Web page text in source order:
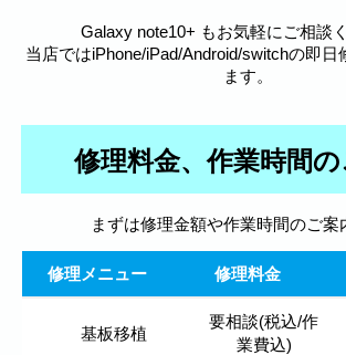
Galaxy note10+ もお気軽にご相談
当店ではiPhone/iPad/Android/switchの即日
ます。
修理料金、作業時間
まずは修理金額や作業時間のご案
修理メニュー 修理料金
基板移植
要相談(税込/作
業費込)